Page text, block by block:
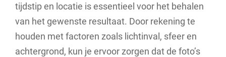
tijdstip en locatie is essentieel voor het behalen
van het gewenste resultaat. Door rekening te
houden met factoren zoals lichtinval, sfeer en
achtergrond, kun je ervoor zorgen dat de foto’s